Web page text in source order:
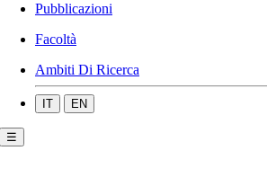
Pubblicazioni
Facoltà
Ambiti Di Ricerca
IT EN
☰